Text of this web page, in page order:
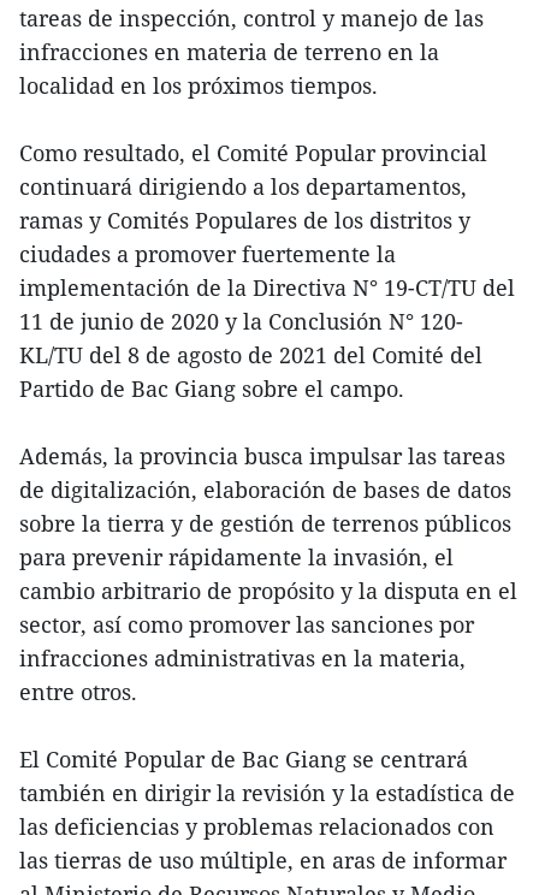
tareas de inspección, control y manejo de las
infracciones en materia de terreno en la
localidad en los próximos tiempos.
Como resultado, el Comité Popular provincial
continuará dirigiendo a los departamentos,
ramas y Comités Populares de los distritos y
ciudades a promover fuertemente la
implementación de la Directiva N° 19-CT/TU del
11 de junio de 2020 y la Conclusión N° 120-
KL/TU del 8 de agosto de 2021 del Comité del
Partido de Bac Giang sobre el campo.
Además, la provincia busca impulsar las tareas
de digitalización, elaboración de bases de datos
sobre la tierra y de gestión de terrenos públicos
para prevenir rápidamente la invasión, el
cambio arbitrario de propósito y la disputa en el
sector, así como promover las sanciones por
infracciones administrativas en la materia,
entre otros.
El Comité Popular de Bac Giang se centrará
también en dirigir la revisión y la estadística de
las deficiencias y problemas relacionados con
las tierras de uso múltiple, en aras de informar